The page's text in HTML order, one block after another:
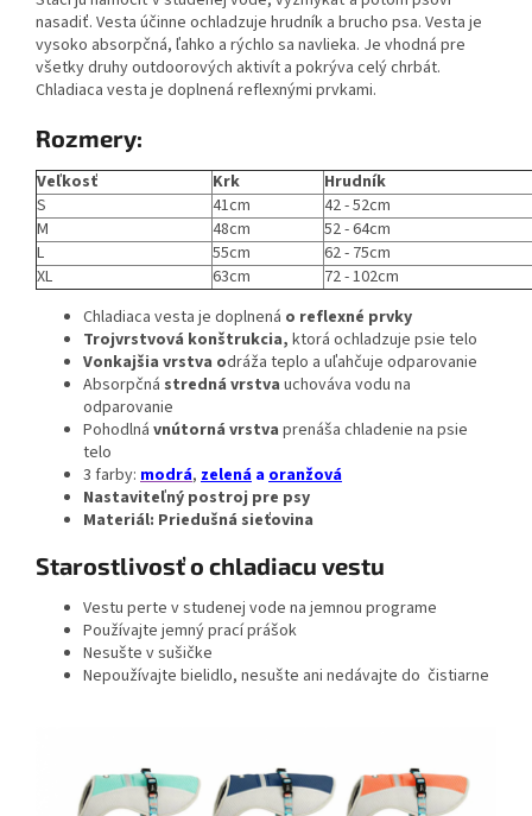
nasadiť. Vesta účinne ochladzuje hrudník a brucho psa. Vesta je
vysoko absorpčná, ľahko a rýchlo sa navlieka. Je vhodná pre
všetky druhy outdoorových aktivít a pokrýva celý chrbát.
Chladiaca vesta je doplnená reflexnými prvkami.
Rozmery:
Veľkosť Krk
Hrudník
S
41cm
42 - 52cm
M
48cm
52 - 64cm
L
55cm
62 - 75cm
XL
63cm
72 - 102cm
Chladiaca vesta je doplnená o reflexné prvky
Trojvrstvová konštrukcia, ktorá ochladzuje psie telo
Vonkajšia vrstva odráža teplo a uľahčuje odparovanie
Absorpčná stredná vrstva uchováva vodu na
odparovanie
Pohodlná vnútorná vrstva prenáša chladenie na psie
telo
3 farby: modrá, zelená aoranžová
Nastaviteľný postroj pre psy
Materiál: Priedušná sieťovina
Starostlivosť o chladiacu vestu
Vestu perte v studenej vode na jemnou programe
Používajte jemný prací prášok
Nesušte v sušičke
Nepoužívajte bielidlo, nesušte ani nedávajte do čistiarne